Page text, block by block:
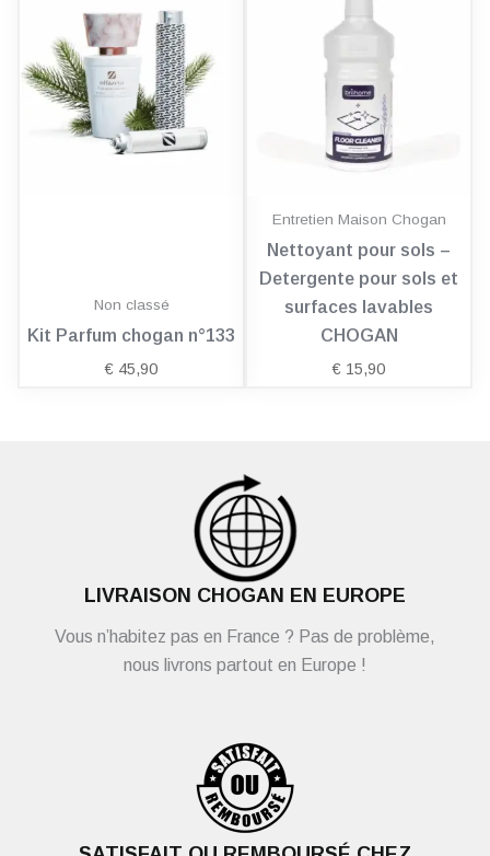
Non classé
Kit Parfum chogan n°133
€ 45,90
Entretien Maison Chogan
Nettoyant pour sols –
Detergente pour sols et
surfaces lavables
CHOGAN
€ 15,90
LIVRAISON CHOGAN EN EUROPE
Vous n’habitez pas en France ? Pas de problème,
nous livrons partout en Europe !